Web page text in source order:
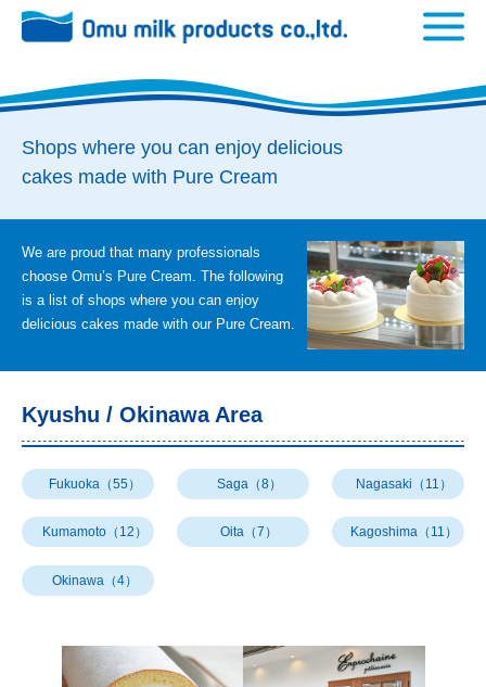
Shops where you can enjoy delicious
cakes made with Pure Cream
We are proud that many professionals
choose Omu’s Pure Cream. The following
is a list of shops where you can enjoy
delicious cakes made with our Pure Cream.
Kyushu / Okinawa Area
Fukuoka（55） Saga（8） Nagasaki（11）
Kumamoto（12） Oita（7） Kagoshima（11）
Okinawa（4）